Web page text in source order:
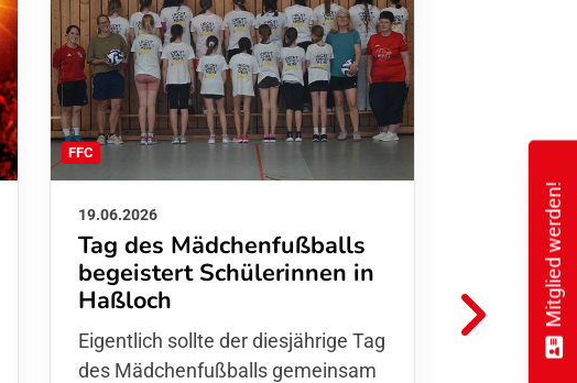
FFC
19.06.2026
Tag des Mädchenfußballs
begeistert Schülerinnen in
Haßloch
Eigentlich sollte der diesjährige Tag
des Mädchenfußballs gemeinsam
01.06.2026
Danke
FFC
Hoffmann
Thomas
Mitglied werden!